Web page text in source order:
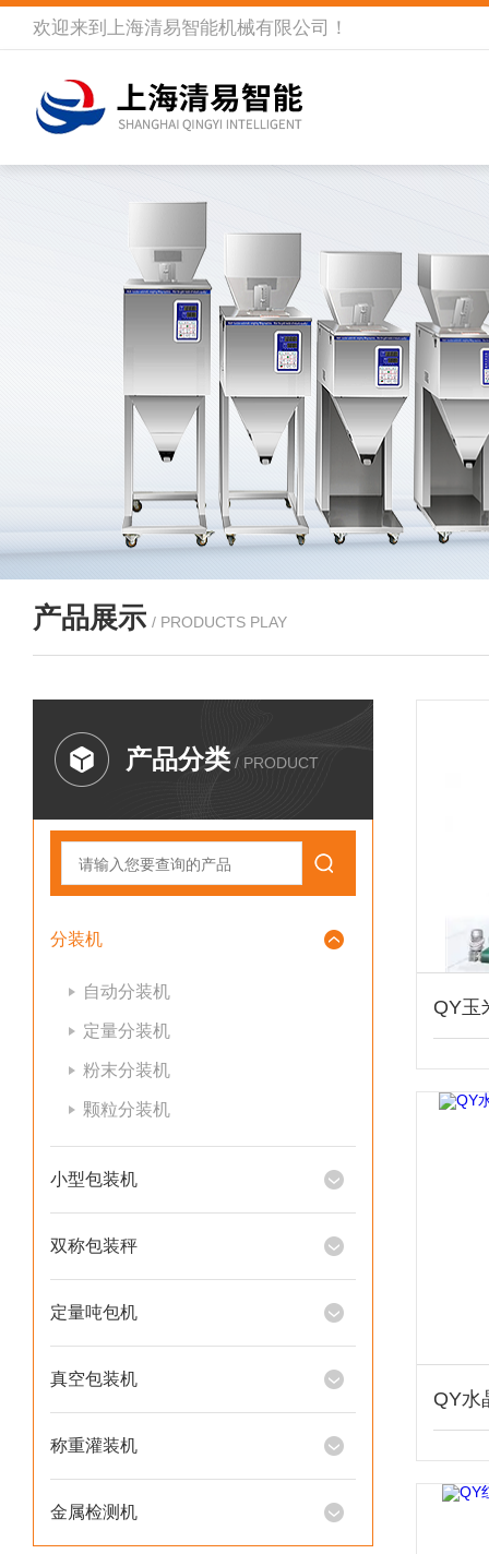
欢迎来到 上海清易智能机械有限公司 ！
产品展示 / PRODUCTS PLAY
产品分类 / PRODUCT
分装机
自动分装机
定量分装机
粉末分装机
颗粒分装机
小型包装机
双称包装秤
定量吨包机
真空包装机
称重灌装机
金属检测机